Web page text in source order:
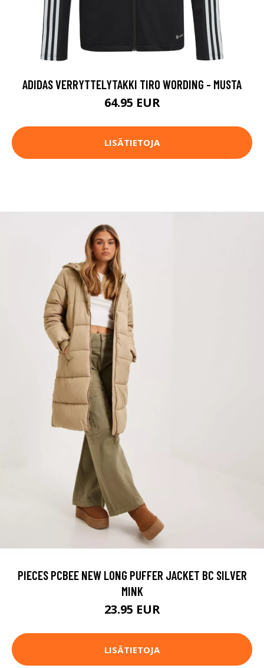
ADIDAS VERRYTTELYTAKKI TIRO WORDING - MUSTA
64.95 EUR
LISÄTIETOJA
PIECES PCBEE NEW LONG PUFFER JACKET BC SILVER
MINK
23.95 EUR
LISÄTIETOJA